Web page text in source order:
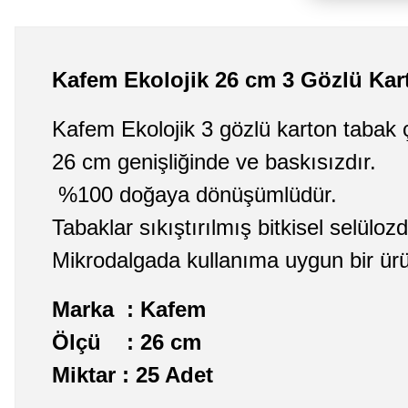
Kafem Ekolojik 26 cm 3 Gözlü
Kafem Ekolojik 3 gözlü karton tabak
26 cm genişliğinde ve baskısızdır.
%100 doğaya dönüşümlüdür.
Tabaklar sıkıştırılmış bitkisel
Mikrodalgada kullanıma uygun bir
Marka : Kafem
Ölçü : 26 cm
Miktar : 25 Adet